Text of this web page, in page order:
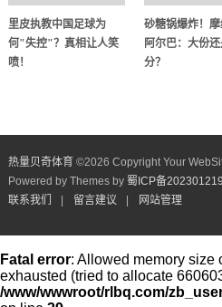
里皮执教中国足球为
何"失控"？真相让人笑
喷！
砂糖锅爆炸！
阿尔巴：大份
分？
热量贝奇体育 ©2026 Copyright Your
Powered by Themes by 蜀ICP备
联系我们
留言建议 网站管理
Fatal error: Allowed memory size
exhausted (tried to allocate
/www/wwwroot/rlbq.com/